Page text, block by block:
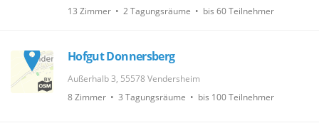
13 Zimmer • 2 Tagungsräume • bis 60 Teilnehmer
Hofgut Donnersberg
Außerhalb 3, 55578 Vendersheim
8 Zimmer • 3 Tagungsräume • bis 100 Teilnehmer